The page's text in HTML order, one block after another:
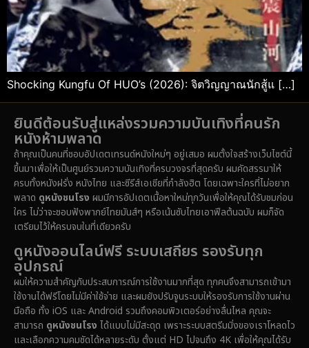
Shocking Kungfu Of HUO’s (2026): จิตวิญญาณนักสู้แ […]
ยินดีต้อนรับสู่แหล่งรวมความบันเทิงที่คนรัก
หนังห้ามพลาด
ถ้าคุณเป็นคนที่ชอบอัปเดตเทรนด์หนังใหม่ๆ อยู่เสมอ ผมตั้งใจสร้างเว็บไซต์นี้
ขึ้นมาเพื่อให้เป็นศูนย์รวมความบันเทิงที่ครบวงจรที่สุดครับ ผมคัดสรรมาให้
ครบทั้งหนังฝรั่ง หนังไทย และซีรีส์เอเชียที่กำลังฮิต โดยเฉพาะใครที่ไม่อยาก
พลาด ดูหนังชนโรง ผมมีการอัปเดตเนื้อหาใหม่ทุกวันเพื่อให้คุณได้รับชมก่อน
ใคร ไม่ว่าจะชอบฟังพากย์ไทยมันส์ๆ หรือเน้นซับไทยเอาฟีลต้นฉบับ ผมก็จัด
เตรียมไว้ให้ครบจบในที่เดียวครับ
ดูหนังออนไลน์ฟรี ระบบเสถียร รองรับทุก
อุปกรณ์
ผมให้ความสำคัญกับประสบการณ์การใช้งานมากที่สุด ทุกคนจึงสามารถเข้ามา
ใช้งานได้ฟรีโดยไม่มีค่าใช้จ่าย และผมยังปรับจูนระบบให้รองรับการใช้งานผ่าน
มือถือ ทั้ง iOS และ Android รวมถึงคอมพิวเตอร์อย่างลื่นไหล คุณจะ
สามารถ ดูหนังชนโรง ได้แบบไม่มีสะดุด เพราะระบบสตรีมมิ่งของเราโหลดไว
และเลือกความคมชัดได้หลายระดับ ตั้งแต่ HD ไปจนถึง 4K เพื่อให้คุณได้รับ